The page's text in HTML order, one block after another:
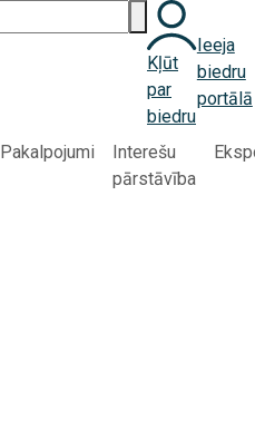
Kļūt
par
biedru
Ieeja
biedru
portālā
Pakalpojumi
Interešu
pārstāvība